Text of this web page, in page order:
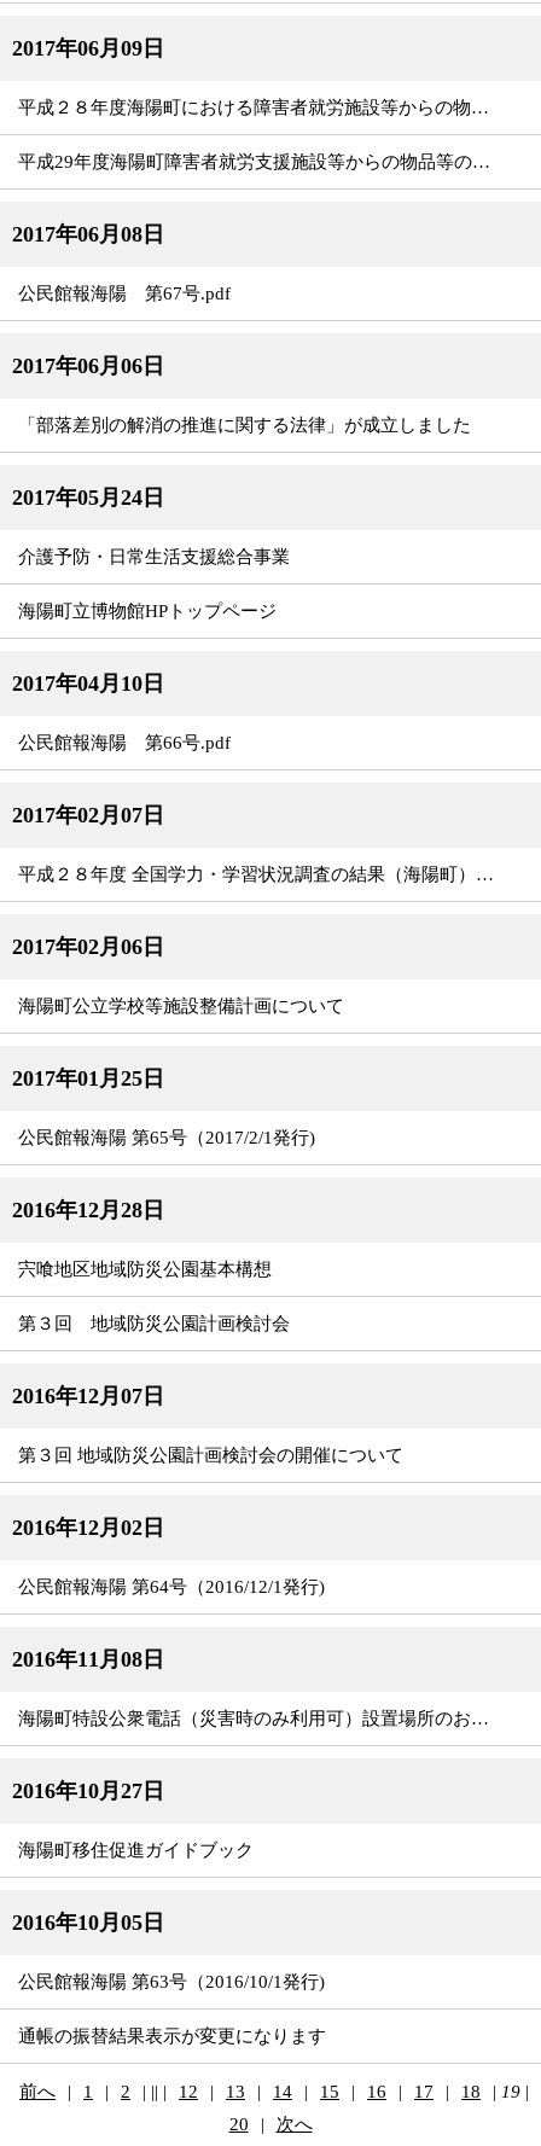
2017年06月09日
平成２８年度海陽町における障害者就労施設等からの物品等の調達実績の公表
平成29年度海陽町障害者就労支援施設等からの物品等の調達の推進を図るための方針について
2017年06月08日
公民館報海陽 第67号.pdf
2017年06月06日
「部落差別の解消の推進に関する法律」が成立しました
2017年05月24日
介護予防・日常生活支援総合事業
海陽町立博物館HPトップページ
2017年04月10日
公民館報海陽 第66号.pdf
2017年02月07日
平成２８年度 全国学力・学習状況調査の結果（海陽町）について
2017年02月06日
海陽町公立学校等施設整備計画について
2017年01月25日
公民館報海陽 第65号（2017/2/1発行)
2016年12月28日
宍喰地区地域防災公園基本構想
第３回 地域防災公園計画検討会
2016年12月07日
第３回 地域防災公園計画検討会の開催について
2016年12月02日
公民館報海陽 第64号（2016/12/1発行)
2016年11月08日
海陽町特設公衆電話（災害時のみ利用可）設置場所のおしらせ
2016年10月27日
海陽町移住促進ガイドブック
2016年10月05日
公民館報海陽 第63号（2016/10/1発行)
通帳の振替結果表示が変更になります
前へ | 1 | 2 | || | 12 | 13 | 14 | 15 | 16 | 17 | 18 | 19 |
20
| 次へ